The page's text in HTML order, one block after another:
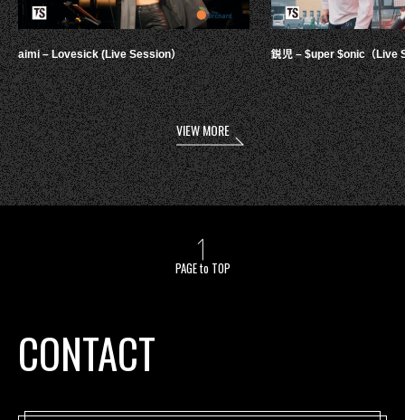
aimi – Lovesick (Live Session） 鋭児 – $uper $onic（Live
VIEW MORE
PAGE to TOP
CONTACT